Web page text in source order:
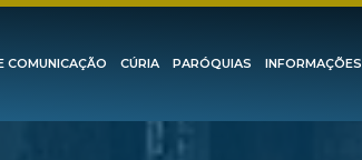
COMUNICAÇÃO CÚRIA PARÓQUIAS INFORMAÇÕES